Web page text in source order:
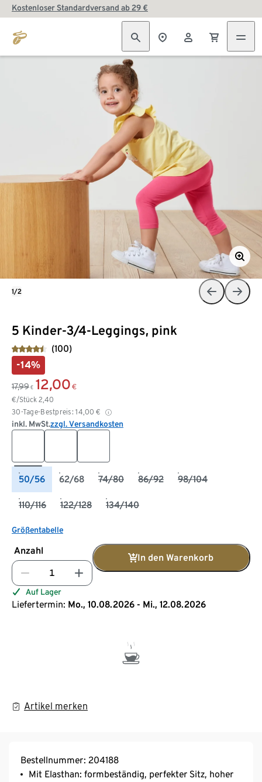
Kostenloser Standardversand ab 29 €
5 Kinder-3/4-Leggings, pink
(100)
-14%
17,99 € 12,00 €
€/Stück 2,40
30-Tage-Bestpreis: 14,00 €
inkl. MwSt.zzgl. Versandkosten
50/56 62/68 74/80 86/92 98/104
110/116 122/128 134/140
Größentabelle
Anzahl
In den Warenkorb
Auf Lager
Liefertermin: Mo., 10.08.2026 - Mi., 12.08.2026
Artikel merken
1/2
Bestellnummer: 204188
Mit Elasthan: formbeständig, perfekter Sitz, hoher